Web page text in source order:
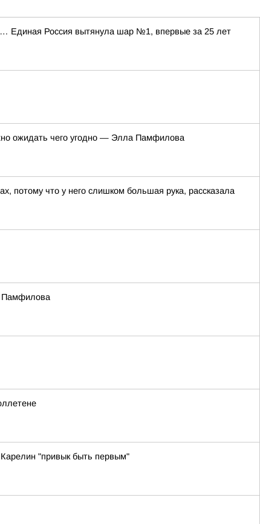
Единая Россия вытянула шар №1, впервые за 25 лет
ожидать чего угодно — Элла Памфилова
потому что у него слишком большая рука, рассказала
Памфилова
"привык быть первым"